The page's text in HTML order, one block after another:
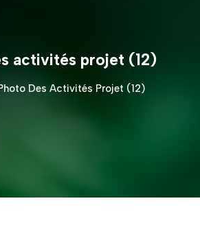
activités projet (12)
Des Activités Projet (12)